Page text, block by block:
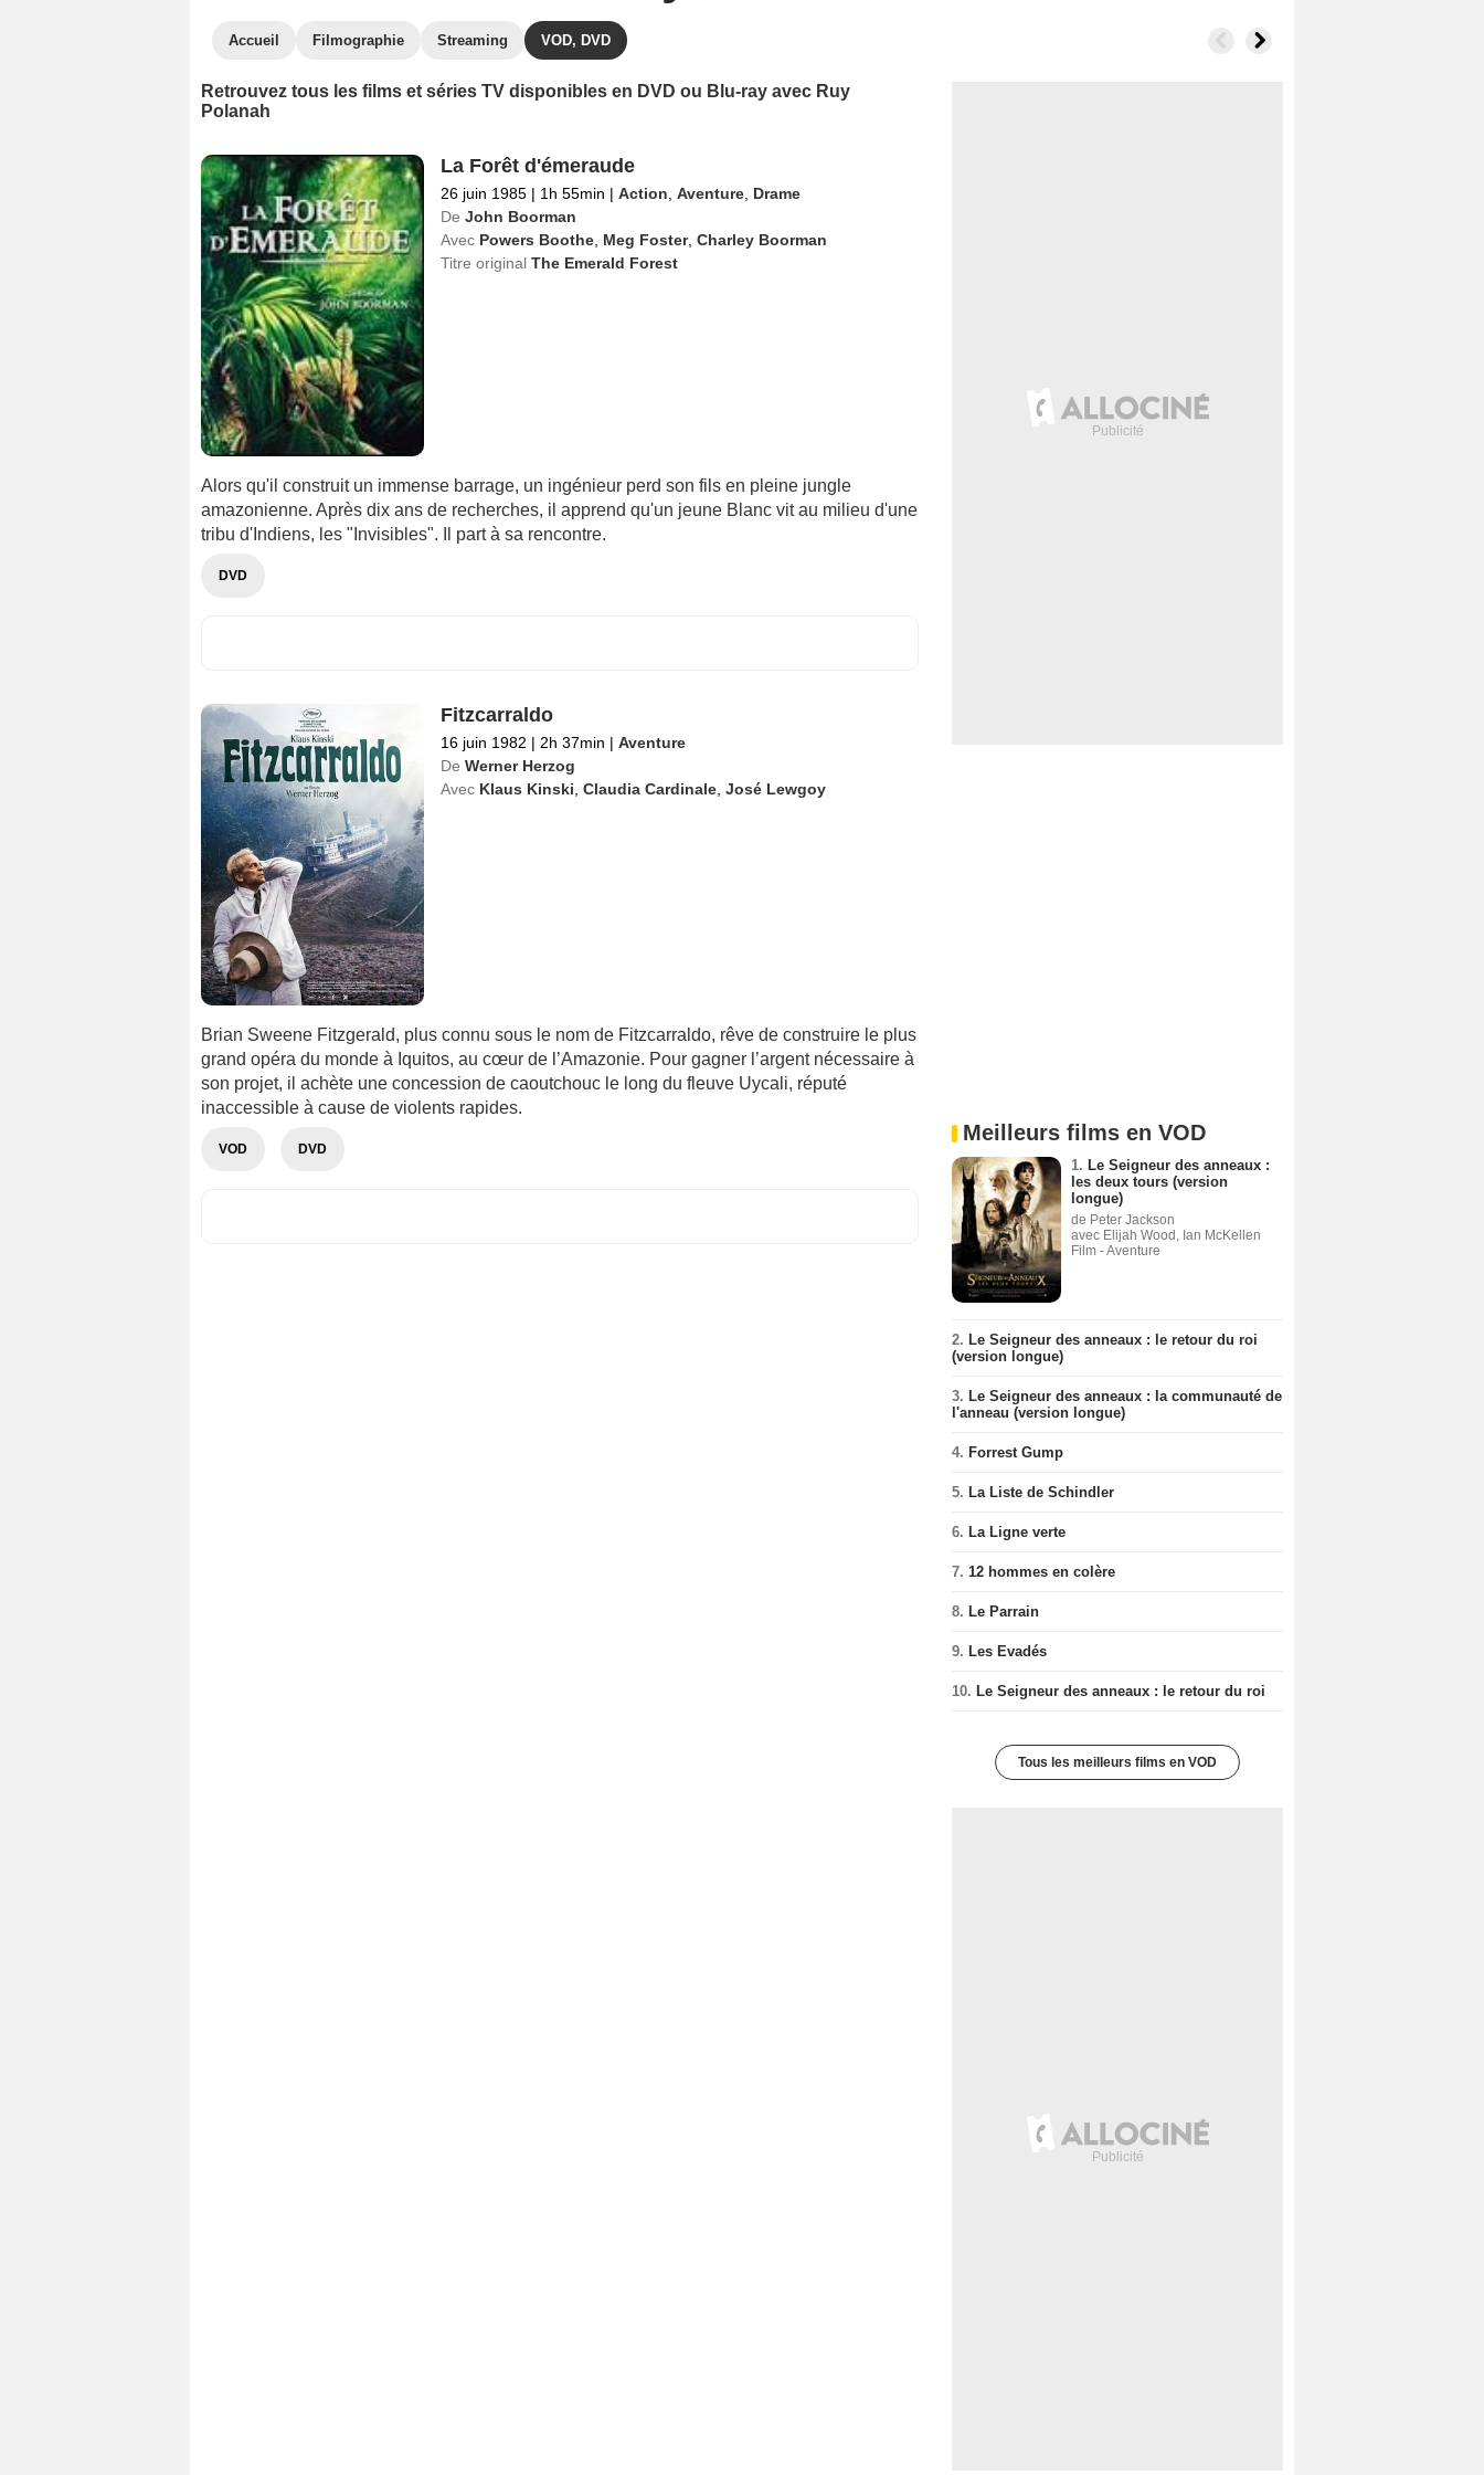
Accueil Filmographie Streaming VOD, DVD
Retrouvez tous les films et séries TV disponibles en DVD ou Blu-ray avec Ruy
Polanah
La Forêt d'émeraude
26 juin 1985 | 1h 55min | Action Aventure, Drame
De John Boorman
Avec Powers Boothe, Meg Foster, Charley Boorman
Titre original The Emerald Forest
Alors qu'il construit un immense barrage, un ingénieur perd son fils en pleine jungle
amazonienne. Après dix ans de recherches, il apprend qu'un jeune Blanc vit au milieu d'une
tribu d'Indiens, les "Invisibles". Il part à sa rencontre.
DVD
Fitzcarraldo
16 juin 1982 | 2h 37min | Aventure
De Werner Herzog
Avec Klaus Kinski, Claudia Cardinale, José Lewgoy
Brian Sweene Fitzgerald, plus connu sous le nom de Fitzcarraldo, rêve de construire le plus
grand opéra du monde à Iquitos, au cœur de l’Amazonie. Pour gagner l’argent nécessaire à
son projet, il achète une concession de caoutchouc le long du fleuve Uycali, réputé
inaccessible à cause de violents rapides.
VOD DVD
Meilleurs films en VOD
1. Le Seigneur des anneaux :
les deux tours (version
longue)
de Peter Jackson
avec Elijah Wood, Ian McKellen
Film - Aventure
2. Le Seigneur des anneaux : le retour du roi
(version longue)
3. Le Seigneur des anneaux : la communauté de
l'anneau (version longue)
4. Forrest Gump
5. La Liste de Schindler
6. La Ligne verte
7. 12 hommes en colère
8. Le Parrain
9. Les Evadés
10. Le Seigneur des anneaux : le retour du roi
Tous les meilleurs films en VOD